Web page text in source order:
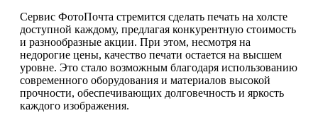
Сервис ФотоПочта стремится сделать печать на холсте
доступной каждому, предлагая конкурентную стоимость
и разнообразные акции. При этом, несмотря на
недорогие цены, качество печати остается на высшем
уровне. Это стало возможным благодаря использованию
современного оборудования и материалов высокой
прочности, обеспечивающих долговечность и яркость
каждого изображения.